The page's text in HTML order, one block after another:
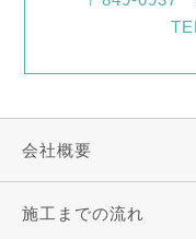
会社概要
施工までの流れ